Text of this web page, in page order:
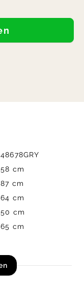
48678GRY
58 cm
87 cm
64 cm
50 cm
65 cm